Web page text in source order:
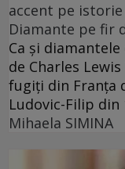
accent pe istorie
Diamante pe fir
Ca și
de Charles
fugiți din Franța
Ludovic-Filip din
Mihaela SIMINA